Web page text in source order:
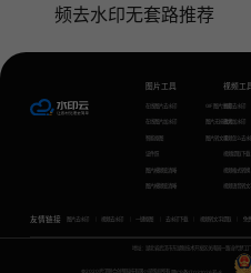
频去水印无套路推荐
图片工具
在线图片去水印
在线图片加水印
智能抠图
证件照
图片模糊变清晰
图片模糊变清晰
GIF图片生成
图片无损放大
图片转文字
视频工具
视频去水印
视频加水印
视频怎么去水印
视频提取下载
视频格式转换
视频语音转文字
友情链接 图片去水印 视频去水印 一键抠图 去水印下载 视频转文字提取 免
地址：湖北省武汉市东湖新技术开发区关南园一路当代